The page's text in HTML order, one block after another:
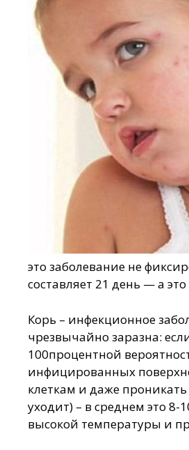
это заболевание не
составляет 21 день — а
Корь – инфекционное
чрезвычайно заразна:
100процентной
инфицированных
клеткам и даже
уходит) – в среднем это
высокой температуры и